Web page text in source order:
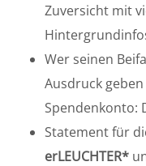
Zuversicht mit
Wer seinen
Ausdruck
Spendenkonto:
Statement für
erLEUCHTER*